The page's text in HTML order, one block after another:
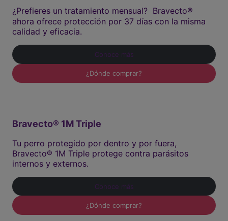
¿Prefieres un tratamiento mensual? Bravecto®
ahora ofrece protección por 37 días con la misma
calidad y eficacia.
Conoce más
¿Dónde comprar?
Bravecto® 1M Triple
Tu perro protegido por dentro y por fuera,
Bravecto® 1M Triple protege contra parásitos
internos y externos.
Conoce más
¿Dónde comprar?